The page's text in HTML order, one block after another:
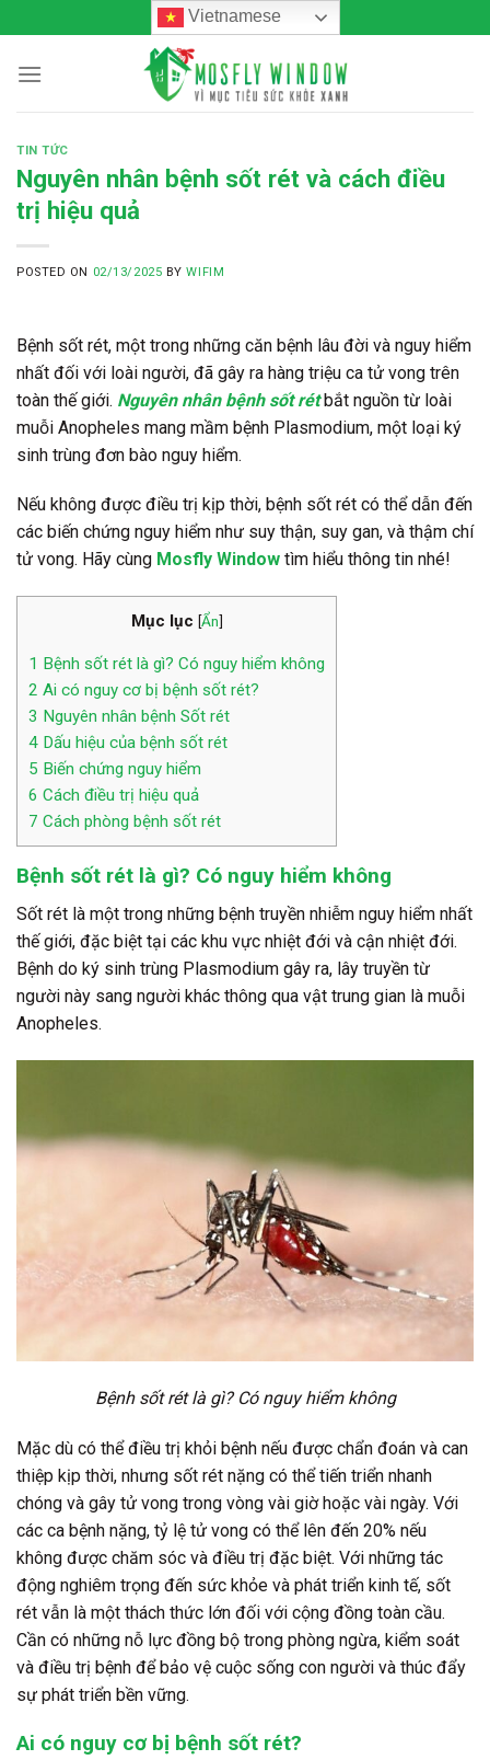
to
content
Vietnamese
TIN TỨC
Nguyên nhân bệnh sốt rét và cách điều
trị hiệu quả
POSTED ON 02/13/2025 BYWIFIM
Bệnh sốt rét, một trong những căn bệnh lâu đời và nguy hiểm
nhất đối với loài người, đã gây ra hàng triệu ca tử vong trên
toàn thế giới. Nguyên nhân bệnh sốt rétbắt nguồn từ loài
muỗi Anopheles mang mầm bệnh Plasmodium, một loại ký
sinh trùng đơn bào nguy hiểm.
Nếu không được điều trị kịp thời, bệnh sốt rét có thể dẫn đến
các biến chứng nguy hiểm như suy thận, suy gan, và thậm chí
tử vong. Hãy cùng Mosfly Window tìm hiểu thông tin nhé!
Mục lục [Ẩn]
1 Bệnh sốt rét là gì? Có nguy hiểm không
2 Ai có nguy cơ bị bệnh sốt rét?
3 Nguyên nhân bệnh Sốt rét
4 Dấu hiệu của bệnh sốt rét
5 Biến chứng nguy hiểm
6 Cách điều trị hiệu quả
7 Cách phòng bệnh sốt rét
Bệnh sốt rét là gì? Có nguy hiểm không
Sốt rét là một trong những bệnh truyền nhiễm nguy hiểm nhất
thế giới, đặc biệt tại các khu vực nhiệt đới và cận nhiệt đới.
Bệnh do ký sinh trùng Plasmodium gây ra, lây truyền từ
người này sang người khác thông qua vật trung gian là muỗi
Anopheles.
Bệnh sốt rét là gì? Có nguy hiểm không
Mặc dù có thể điều trị khỏi bệnh nếu được chẩn đoán và can
thiệp kịp thời, nhưng sốt rét nặng có thể tiến triển nhanh
chóng và gây tử vong trong vòng vài giờ hoặc vài ngày. Với
các ca bệnh nặng, tỷ lệ tử vong có thể lên đến 20% nếu
không được chăm sóc và điều trị đặc biệt. Với những tác
động nghiêm trọng đến sức khỏe và phát triển kinh tế, sốt
rét vẫn là một thách thức lớn đối với cộng đồng toàn cầu.
Cần có những nỗ lực đồng bộ trong phòng ngừa, kiểm soát
và điều trị bệnh để bảo vệ cuộc sống con người và thúc đẩy
sự phát triển bền vững.
Ai có nguy cơ bị bệnh sốt rét?